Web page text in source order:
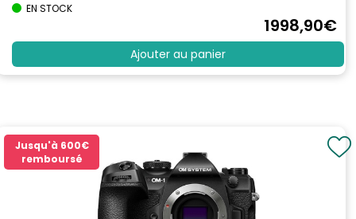
EN STOCK
1998,90€
Ajouter au panier
Jusqu'à 600€
remboursé